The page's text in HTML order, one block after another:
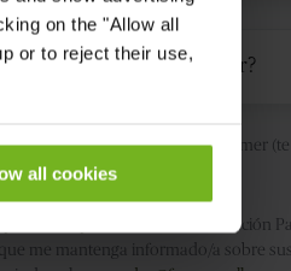
on the "Allow all
or to reject their use,
all cookies
* colaborar para vencer al Alzheimer
de la Fundación
me mantenga informado/a sobre